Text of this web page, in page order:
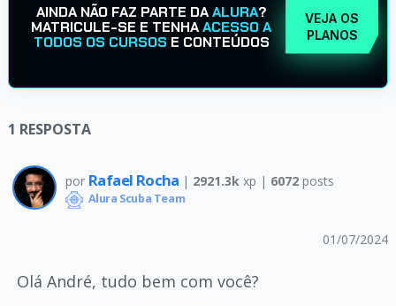
AINDA NÃO FAZ PARTE DAALURA?
MATRICULE-SE E TENHAACESSO A
TODOS OS CURSOS E CONTEÚDOS
VEJA OS
PLANOS
1 RESPOSTA
por Rafael Rocha | 2921.3k xp | 6072 posts
Alura Scuba Team
01/07/2024
Olá André, tudo bem com você?